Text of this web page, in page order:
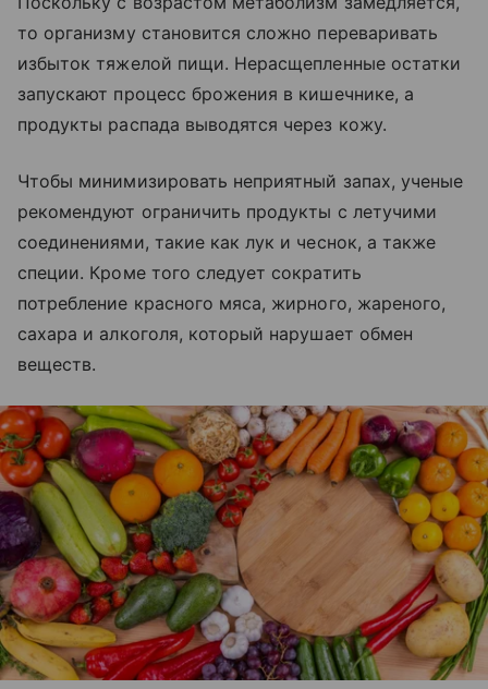
то организму становится сложно переваривать
избыток тяжелой пищи. Нерасщепленные остатки
запускают процесс брожения в кишечнике, а
продукты распада выводятся через кожу.
Чтобы минимизировать неприятный запах, ученые
рекомендуют ограничить продукты с летучими
соединениями, такие как лук и чеснок, а также
специи. Кроме того следует сократить
потребление красного мяса, жирного, жареного,
сахара и алкоголя, который нарушает обмен
веществ.